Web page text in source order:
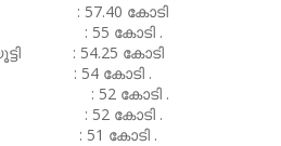
57.40 കോടി
കോടി .
: 54.25 കോടി
: 54 കോടി .
52 കോടി .
52 കോടി .
51 കോടി .